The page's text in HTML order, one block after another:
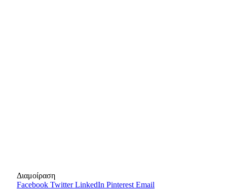
Διαμοίραση
Facebook Twitter LinkedIn Pinterest Email